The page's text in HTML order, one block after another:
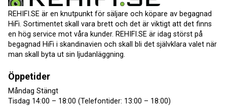
REHIFI.SE är en knutpunkt för säljare och köpare av begagnad
HiFi. Sortimentet skall vara brett och det är viktigt att det finns
en hög service mot våra kunder. REHIFI.SE är idag störst på
begagnad HiFi i skandinavien och skall bli det självklara valet när
man skall byta ut sin ljudanläggning.
Öppetider
Måndag Stängt
Tisdag 14:00 – 18:00 (Telefontider: 13:00 – 18:00)